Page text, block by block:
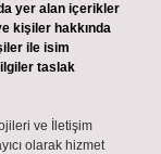
yer alan içerikler
kişiler hakkında
ile isim
taslak
ve İletişim
olarak hizmet